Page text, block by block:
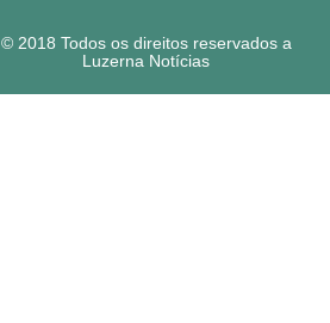
© 2018 Todos os direitos reservados a
Luzerna Notícias